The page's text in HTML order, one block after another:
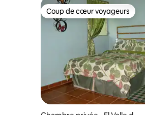
Coup de cœur voyageurs
Coup de cœur voyageurs